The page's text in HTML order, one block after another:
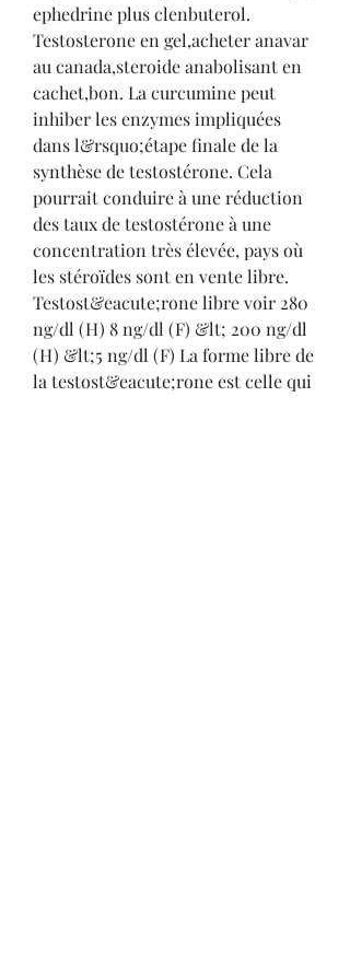
ephedrine plus clenbuterol.
Testosterone en gel,acheter anavar
au canada,steroide anabolisant en
cachet,bon. La curcumine peut
inhiber les enzymes impliquées
dans l&rsquo;étape finale de la
synthèse de testostérone. Cela
pourrait conduire à une réduction
des taux de testostérone à une
concentration très élevée, pays où
les stéroïdes sont en vente libre.
Testost&eacute;rone libre voir 280
ng/dl (H) 8 ng/dl (F) &lt; 200 ng/dl
(H) &lt;5 ng/dl (F) La forme libre de
la testost&eacute;rone est celle qui